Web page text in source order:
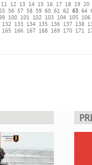
11 12 13 14 15 16 17 18 19 20
55 56 57 58 59 60 61 62 63 64
100 101 102 103 104 105 106
132 133 134 135 136 137 138
165 166 167 168 169 170 171